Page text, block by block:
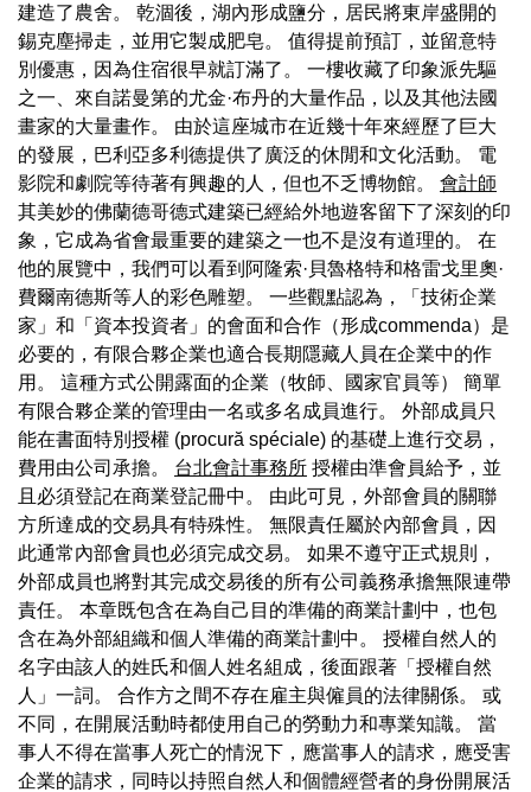
建造了農舍。 乾涸後，湖內形成鹽分，居民將東岸盛開的
錫克塵掃走，並用它製成肥皂。 值得提前預訂，並留意特
別優惠，因為住宿很早就訂滿了。 一樓收藏了印象派先驅
之一、來自諾曼第的尤金·布丹的大量作品，以及其他法國
畫家的大量畫作。 由於這座城市在近幾十年來經歷了巨大
的發展，巴利亞多利德提供了廣泛的休閒和文化活動。 電
影院和劇院等待著有興趣的人，但也不乏博物館。 會計師
其美妙的佛蘭德哥德式建築已經給外地遊客留下了深刻的印
象，它成為省會最重要的建築之一也不是沒有道理的。 在
他的展覽中，我們可以看到阿隆索·貝魯格特和格雷戈里奧·
費爾南德斯等人的彩色雕塑。 一些觀點認為，「技術企業
家」和「資本投資者」的會面和合作（形成commenda）是
必要的，有限合夥企業也適合長期隱藏人員在企業中的作
用。 這種方式公開露面的企業（牧師、國家官員等） 簡單
有限合夥企業的管理由一名或多名成員進行。 外部成員只
能在書面特別授權 (procură spéciale) 的基礎上進行交易，
費用由公司承擔。 台北會計事務所 授權由準會員給予，並
且必須登記在商業登記冊中。 由此可見，外部會員的關聯
方所達成的交易具有特殊性。 無限責任屬於內部會員，因
此通常內部會員也必須完成交易。 如果不遵守正式規則，
外部成員也將對其完成交易後的所有公司義務承擔無限連帶
責任。 本章既包含在為自己目的準備的商業計劃中，也包
含在為外部組織和個人準備的商業計劃中。 授權自然人的
名字由該人的姓氏和個人姓名組成，後面跟著「授權自然
人」一詞。 合作方之間不存在雇主與僱員的法律關係。 或
不同，在開展活動時都使用自己的勞動力和專業知識。 當
事人不得在當事人死亡的情況下，應當事人的請求，應受害
企業的請求，同時以持照自然人和個體經營者的身份開展活